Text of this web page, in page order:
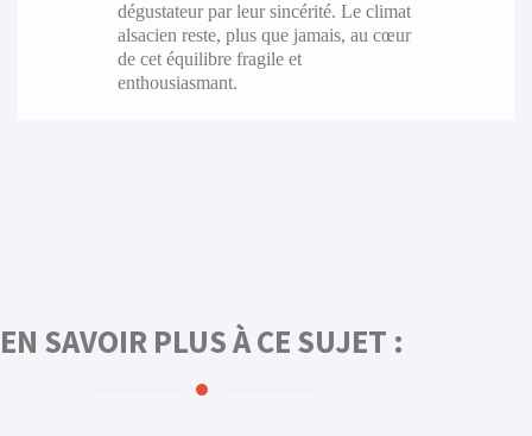
dégustateur par leur sincérité. Le climat
alsacien reste, plus que jamais, au cœur
de cet équilibre fragile et
enthousiasmant.
EN SAVOIR PLUS À CE SUJET :